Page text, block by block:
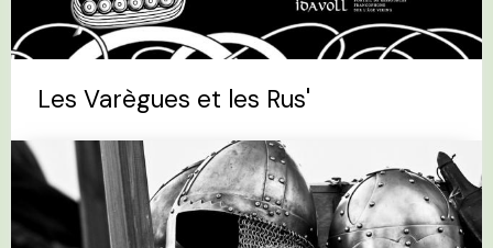
Les Varègues et les Rus'